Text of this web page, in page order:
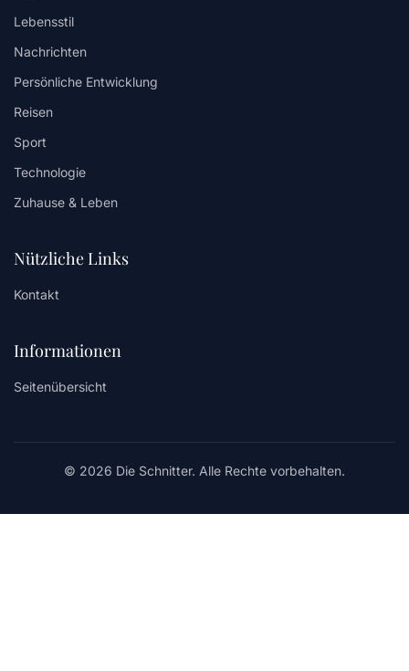
Lebensstil
Nachrichten
Persönliche Entwicklung
Reisen
Sport
Technologie
Zuhause & Leben
Nützliche Links
Kontakt
Informationen
Seitenübersicht
© 2026 Die Schnitter. Alle Rechte vorbehalten.